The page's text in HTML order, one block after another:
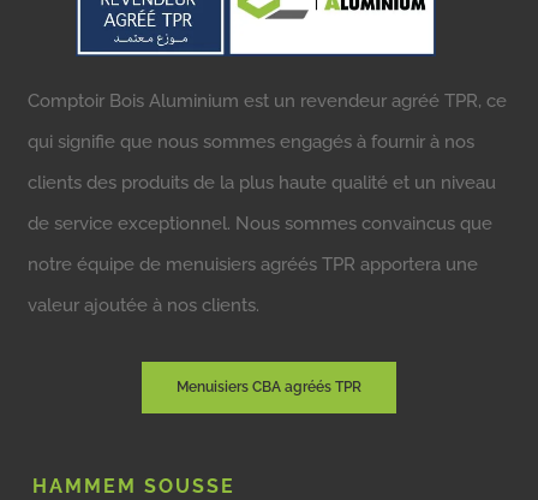
Comptoir Bois Aluminium est un revendeur agréé TPR, ce
qui signifie que nous sommes engagés à fournir à nos
clients des produits de la plus haute qualité et un niveau
de service exceptionnel. Nous sommes convaincus que
notre équipe de menuisiers agréés TPR apportera une
valeur ajoutée à nos clients.
Menuisiers CBA agréés TPR
HAMMEM SOUSSE